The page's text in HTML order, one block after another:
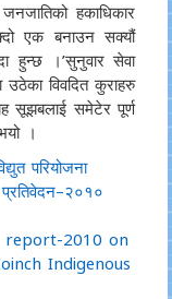
हकाधिकार
एक बनाउन सक्यौं
हुन्छ ।’सुनुवार सेवा
विवदित कुराहरु
सूझबलाई समेटेर पूर्ण
।
परियोजना
report-2010 on
Indigenous